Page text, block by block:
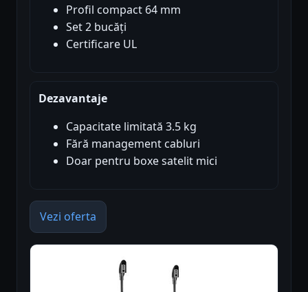
Profil compact 64 mm
Set 2 bucăți
Certificare UL
Dezavantaje
Capacitate limitată 3.5 kg
Fără management cabluri
Doar pentru boxe satelit mici
Vezi oferta